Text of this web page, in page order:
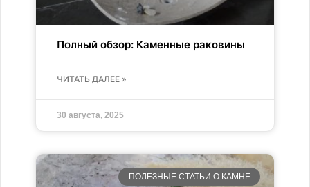
Полный обзор: Каменные раковины
ЧИТАТЬ ДАЛЕЕ »
30 августа, 2025
ПОЛЕЗНЫЕ СТАТЬИ О КАМНЕ